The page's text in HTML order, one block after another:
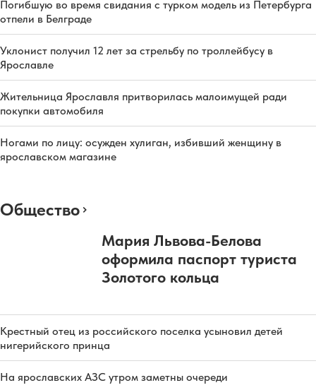
Погибшую во время свидания с турком модель из Петербурга
отпели в Белграде
Уклонист получил 12 лет за стрельбу по троллейбусу в
Ярославле
Жительница Ярославля притворилась малоимущей ради
покупки автомобиля
Ногами по лицу: осужден хулиган, избивший женщину в
ярославском магазине
Общество
Мария Львова-Белова
оформила паспорт туриста
Золотого кольца
Крестный отец из российского поселка усыновил детей
нигерийского принца
На ярославских АЗС утром заметны очереди